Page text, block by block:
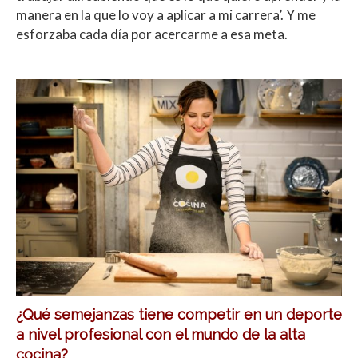
manera en la que lo voy a aplicar a mi carrera’. Y me
esforzaba cada día por acercarme a esa meta.
¿Qué semejanzas tiene competir en un deporte
a nivel profesional con el mundo de la alta